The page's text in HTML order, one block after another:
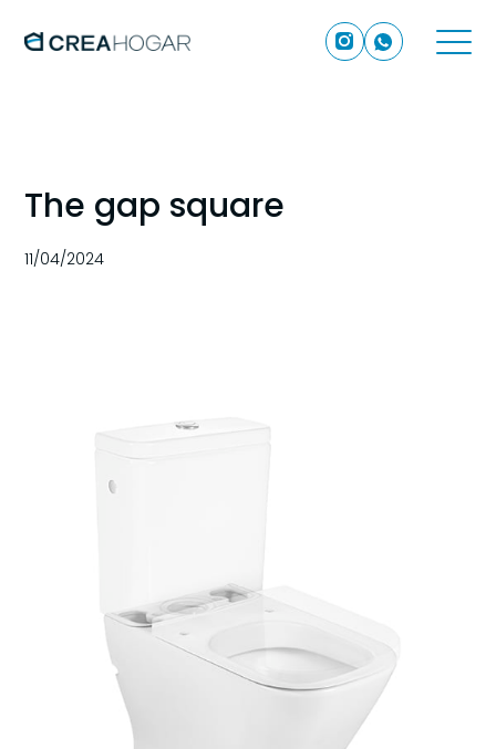
The gap square
11/04/2024